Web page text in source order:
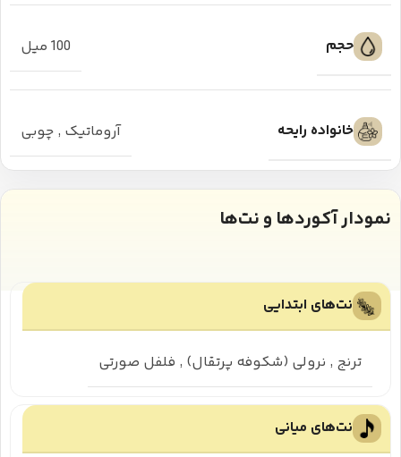
حجم 100 میل
خانواده رایحه آروماتیک , چوبی
نمودار آکوردها و نت‌ها
نت‌های ابتدایی
ترنج , نرولی (شکوفه پرتقال) , فلفل صورتی
نت‌های میانی